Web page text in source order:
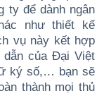
ty để dành ngân
như thiết kế
vụ này kết hợp
của Đại Việt
ký số,… bạn sẽ
thành mọi thủ